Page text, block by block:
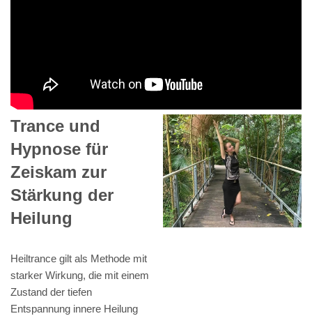
Trance und
Hypnose für
Zeiskam zur
Stärkung der
Heilung
Heiltrance gilt als Methode mit
starker Wirkung, die mit einem
Zustand der tiefen
Entspannung innere Heilung